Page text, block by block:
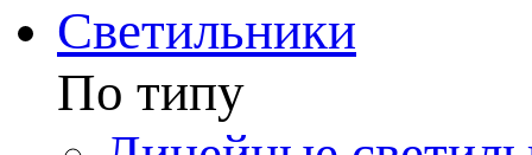
Светильники
По типу